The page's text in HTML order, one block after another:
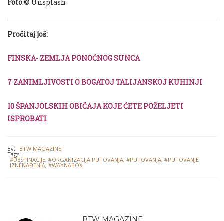
Foto:© Unsplash
Pročitaj još:
FINSKA- ZEMLJA PONOĆNOG SUNCA
7 ZANIMLJIVOSTI O BOGATOJ TALIJANSKOJ KUHINJI
10 ŠPANJOLSKIH OBIČAJA KOJE ĆETE POŽELJETI
ISPROBATI
By: BTW MAGAZINE
Tags:
#DESTINACIJE, #ORGANIZACIJA PUTOVANJA, #PUTOVANJA, #PUTOVANJE
IZNENAĐENJA, #WAYNABOX